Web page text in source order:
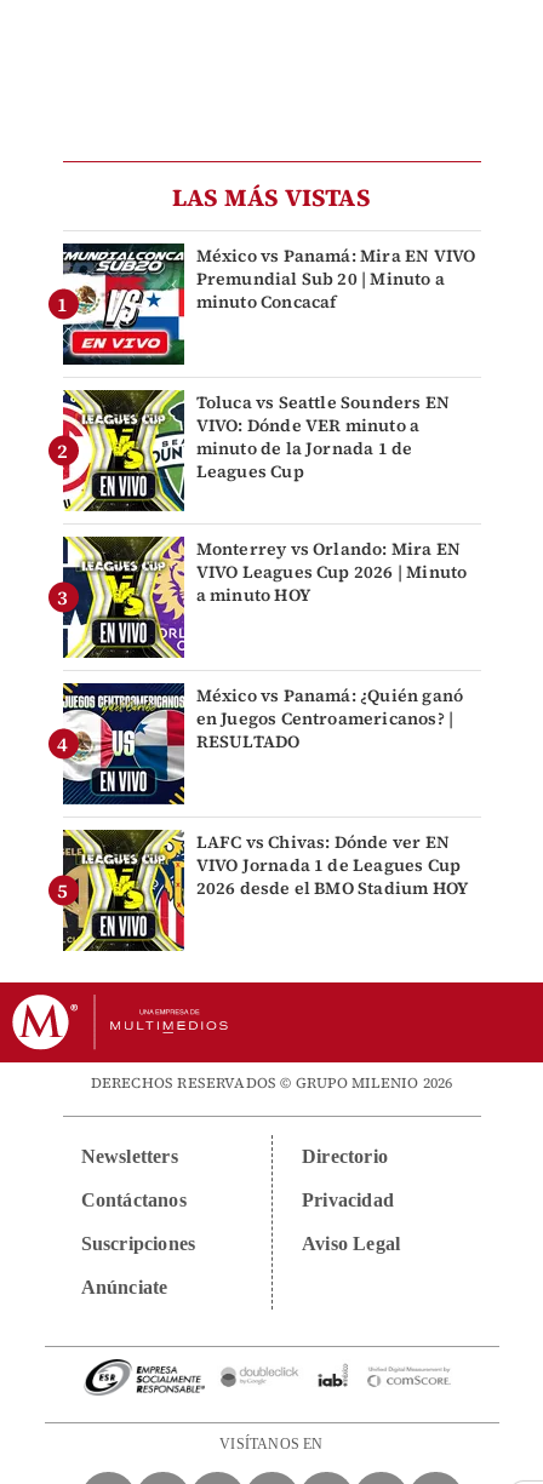
LAS MÁS VISTAS
México vs Panamá: Mira EN VIVO
Premundial Sub 20 | Minuto a
minuto Concacaf
Toluca vs Seattle Sounders EN
VIVO: Dónde VER minuto a
minuto de la Jornada 1 de
Leagues Cup
Monterrey vs Orlando: Mira EN
VIVO Leagues Cup 2026 | Minuto
a minuto HOY
México vs Panamá: ¿Quién ganó
en Juegos Centroamericanos? |
RESULTADO
LAFC vs Chivas: Dónde ver EN
VIVO Jornada 1 de Leagues Cup
2026 desde el BMO Stadium HOY
DERECHOS RESERVADOS © GRUPO MILENIO 2026
Newsletters
Contáctanos
Suscripciones
Anúnciate
Directorio
Privacidad
Aviso Legal
VISÍTANOS EN